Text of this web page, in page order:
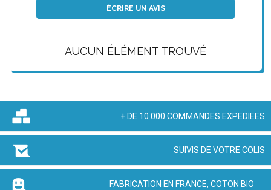
ÉCRIRE UN AVIS
AUCUN ÉLÉMENT TROUVÉ
+ DE 10 000 COMMANDES EXPEDIEES
SUIVIS DE VOTRE COLIS
FABRICATION EN FRANCE, COTON BIO